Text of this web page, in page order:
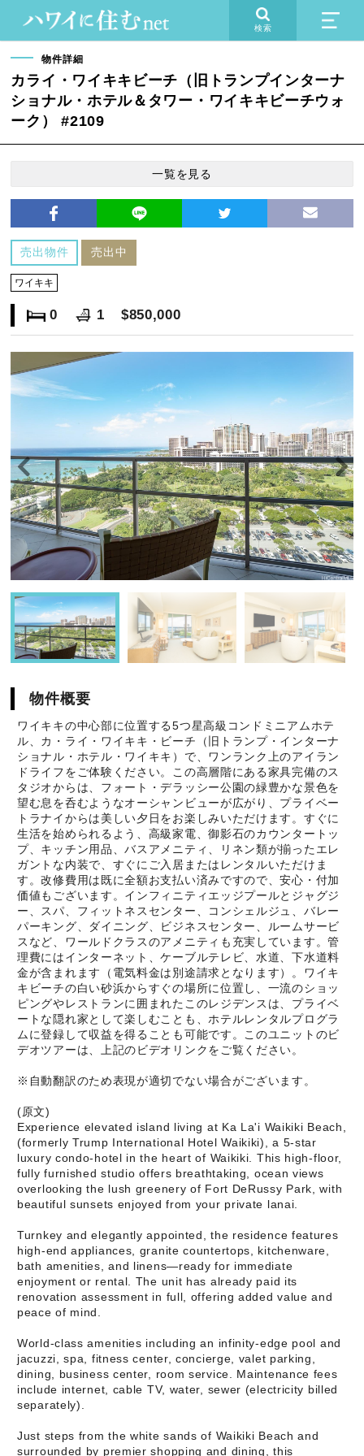
検索
物件詳細
カライ・ワイキキビーチ（旧トランプインターナ
ショナル・ホテル＆タワー・ワイキキビーチウォ
ーク） #2109
一覧を見る
売出物件 売出中
ワイキキ
0 1 $850,000
物件概要
ワイキキの中心部に位置する5つ星高級コンドミニアムホテ
ル、カ・ライ・ワイキキ・ビーチ（旧トランプ・インターナ
ショナル・ホテル・ワイキキ）で、ワンランク上のアイラン
ドライフをご体験ください。この高層階にある家具完備のス
タジオからは、フォート・デラッシー公園の緑豊かな景色を
望む息を呑むようなオーシャンビューが広がり、プライベー
トラナイからは美しい夕日をお楽しみいただけます。すぐに
生活を始められるよう、高級家電、御影石のカウンタートッ
プ、キッチン用品、バスアメニティ、リネン類が揃ったエレ
ガントな内装で、すぐにご入居またはレンタルいただけま
す。改修費用は既に全額お支払い済みですので、安心・付加
価値もございます。インフィニティエッジプールとジャグジ
ー、スパ、フィットネスセンター、コンシェルジュ、バレー
パーキング、ダイニング、ビジネスセンター、ルームサービ
スなど、ワールドクラスのアメニティも充実しています。管
理費にはインターネット、ケーブルテレビ、水道、下水道料
金が含まれます（電気料金は別途請求となります）。ワイキ
キビーチの白い砂浜からすぐの場所に位置し、一流のショッ
ピングやレストランに囲まれたこのレジデンスは、プライベ
ートな隠れ家として楽しむことも、ホテルレンタルプログラ
ムに登録して収益を得ることも可能です。このユニットのビ
デオツアーは、上記のビデオリンクをご覧ください。
※自動翻訳のため表現が適切でない場合がございます。
(原文)
Experience elevated island living at Ka La'i Waikiki Beach,
(formerly Trump International Hotel Waikiki), a 5-star
luxury condo-hotel in the heart of Waikiki. This high-floor,
fully furnished studio offers breathtaking, ocean views
overlooking the lush greenery of Fort DeRussy Park, with
beautiful sunsets enjoyed from your private lanai.
Turnkey and elegantly appointed, the residence features
high-end appliances, granite countertops, kitchenware,
bath amenities, and linens—ready for immediate
enjoyment or rental. The unit has already paid its
renovation assessment in full, offering added value and
peace of mind.
World-class amenities including an infinity-edge pool and
jacuzzi, spa, fitness center, concierge, valet parking,
dining, business center, room service. Maintenance fees
include internet, cable TV, water, sewer (electricity billed
separately).
Just steps from the white sands of Waikiki Beach and
surrounded by premier shopping and dining, this